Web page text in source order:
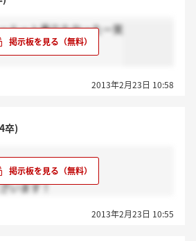
ルート乗りたかったー笑
2013年2月23日 10:58
卒)
います！
2013年2月23日 10:55